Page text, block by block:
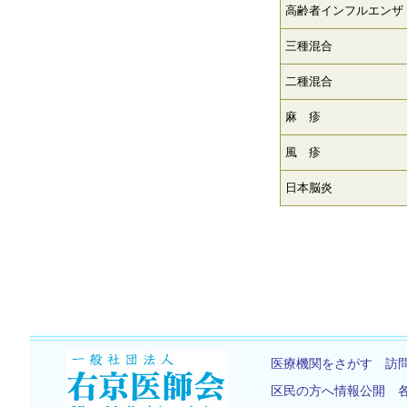
高齢者インフルエンザ
三種混合
二種混合
麻 疹
風 疹
日本脳炎
医療機関をさがす
訪
区民の方へ情報公開